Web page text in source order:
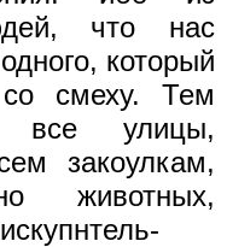
что нас
который
смеху. Тем
все улицы,
закоулкам,
животных,